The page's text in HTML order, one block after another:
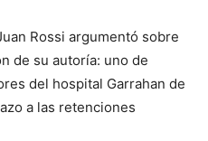
Rossi argumentó sobre
de su autoría: uno de
del hospital Garrahan de
a las retenciones